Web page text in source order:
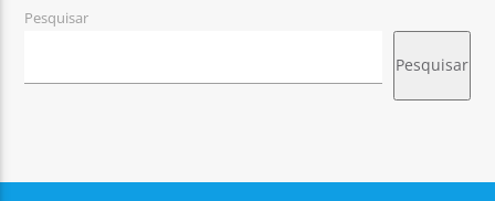
Pesquisar
Pesquisar